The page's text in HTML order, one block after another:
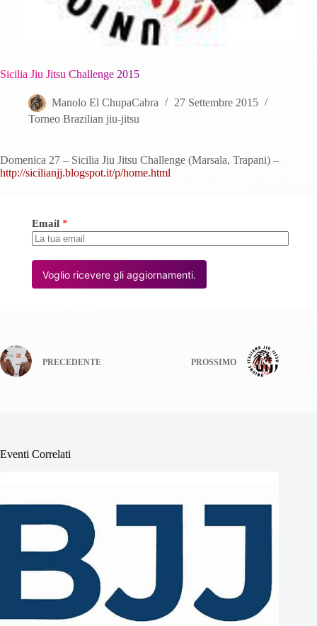
Sicilia Jiu Jitsu Challenge 2015
Manolo El ChupaCabra
27 Settembre 2015
Torneo Brazilian jiu-jitsu
Domenica 27 – Sicilia Jiu Jitsu Challenge (Marsala, Trapani) –
http://sicilianjj.blogspot.it/p/home.html
Email *
Voglio ricevere gli aggiornamenti.
PRECEDENTE PROSSIMO
Eventi Correlati